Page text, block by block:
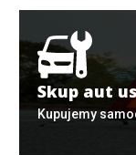
Skup aut
Kupujemy